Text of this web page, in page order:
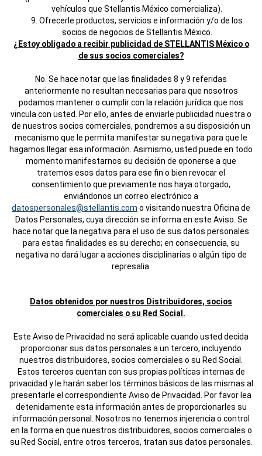
vehículos que Stellantis México comercializa).
9. Ofrecerle productos, servicios e información y/o de los
socios de negocios de Stellantis México.
¿Estoy obligado a recibir publicidad de STELLANTIS México o
de sus socios comerciales?
No. Se hace notar que las finalidades 8 y 9 referidas
anteriormente no resultan necesarias para que nosotros
podamos mantener o cumplir con la relación jurídica que nos
vincula con usted. Por ello, antes de enviarle publicidad nuestra o
de nuestros socios comerciales, pondremos a su disposición un
mecanismo que le permita manifestar su negativa para que le
hagamos llegar esa información. Asimismo, usted puede en todo
momento manifestarnos su decisión de oponerse a que
tratemos esos datos para ese fin o bien revocar el
consentimiento que previamente nos haya otorgado,
enviándonos un correo electrónico a
datospersonales@stellantis.com o visitando nuestra Oficina de
Datos Personales, cuya dirección se informa en este Aviso. Se
hace notar que la negativa para el uso de sus datos personales
para estas finalidades es su derecho; en consecuencia, su
negativa no dará lugar a acciones disciplinarias o algún tipo de
represalia.
Datos obtenidos por nuestros Distribuidores, socios
comerciales o su Red Social.
Este Aviso de Privacidad no será aplicable cuando usted decida
proporcionar sus datos personales a un tercero, incluyendo
nuestros distribuidores, socios comerciales o su Red Social.
Estos terceros cuentan con sus propias políticas internas de
privacidad y le harán saber los términos básicos de las mismas al
presentarle el correspondiente Aviso de Privacidad. Por favor lea
detenidamente esta información antes de proporcionarles su
información personal. Nosotros no tenemos injerencia o control
en la forma en que nuestros distribuidores, socios comerciales o
su Red Social, entre otros terceros, tratan sus datos personales.